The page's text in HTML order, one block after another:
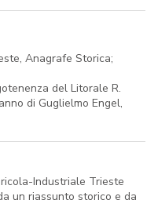
Anagrafe Storica;
del Litorale R.
di Guglielmo Engel,
Industriale Trieste
un riassunto storico e da